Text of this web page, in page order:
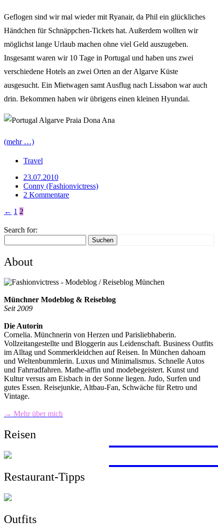
Geflogen sind wir mal wieder mit Ryanair, da Phil ein glückliches
Händchen für Schnäppchen-Tickets hat. Außerdem wollten wir
möglichst lange Urlaub machen ohne viel Geld auszugeben.
Insgesamt waren wir 10 Tage in Portugal und haben uns zwei
verschiedene Hotels an zwei Orten an der Algarve Küste
ausgesucht. Ein Mietwagen samt Ausflug nach Lissabon war auch
drin. Bekommen haben wir übrigens einen kleinen Hyundai.
(mehr …)
Travel
23.07.2010
Conny (Fashionvictress)
2 Kommentare
← 1 2
Search for:
Suchen
About
Münchner Modeblog & Reiseblog
Seit 2009
Die Autorin
Cornelia. Münchnerin von Herzen und Parisliebhaberin.
Vollzeitangestellte und Bloggerin aus Leidenschaft. Business Outfits
im Alltag und Sommerkleidchen auf Reisen. In München dahoam
und Weltenbummlerin. Luxus und Minimalismus. Schnelle Autos
und Fahrradfahren. Mathe-affin und modebegeistert. Kunst und
Kultur versus am Eisbach in der Sonne liegen. Judo, Surfen und
gutes Essen. Reisejunkie, Altbau-Fan, Schwäche für Retro und
Vintage.
→ Mehr über mich
Reisen
Restaurant-Tipps
Outfits